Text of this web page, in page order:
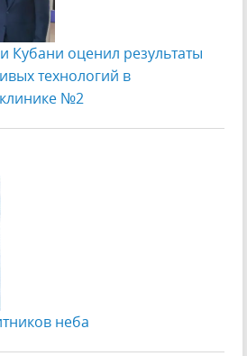
Кубани оценил результаты
технологий в
№2
неба